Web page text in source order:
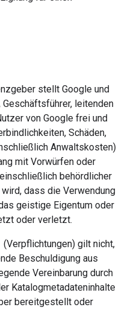
stellt Google und
Geschäftsführer, leitenden
von Google frei und
Schäden,
Anwaltskosten)
mit Vorwürfen oder
behördlicher
dass die Verwendung
geistige Eigentum oder
oder verletzt.
(Verpflichtungen) gilt nicht,
Beschuldigung aus
Vereinbarung durch
Katalogmetadateninhalte
bereitgestellt oder